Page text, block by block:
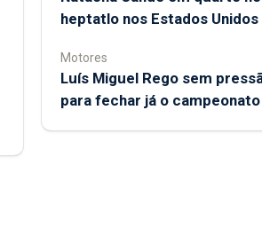
heptatlo nos Estados Unidos
Motores
Luís Miguel Rego sem
para fechar já o campeonato